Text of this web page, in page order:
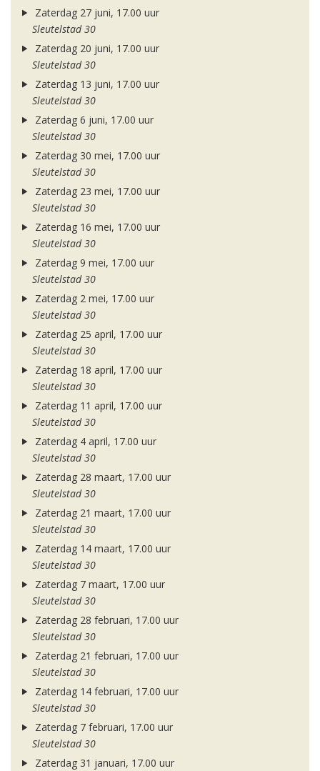
Zaterdag 27 juni, 17.00 uur
Sleutelstad 30
Zaterdag 20 juni, 17.00 uur
Sleutelstad 30
Zaterdag 13 juni, 17.00 uur
Sleutelstad 30
Zaterdag 6 juni, 17.00 uur
Sleutelstad 30
Zaterdag 30 mei, 17.00 uur
Sleutelstad 30
Zaterdag 23 mei, 17.00 uur
Sleutelstad 30
Zaterdag 16 mei, 17.00 uur
Sleutelstad 30
Zaterdag 9 mei, 17.00 uur
Sleutelstad 30
Zaterdag 2 mei, 17.00 uur
Sleutelstad 30
Zaterdag 25 april, 17.00 uur
Sleutelstad 30
Zaterdag 18 april, 17.00 uur
Sleutelstad 30
Zaterdag 11 april, 17.00 uur
Sleutelstad 30
Zaterdag 4 april, 17.00 uur
Sleutelstad 30
Zaterdag 28 maart, 17.00 uur
Sleutelstad 30
Zaterdag 21 maart, 17.00 uur
Sleutelstad 30
Zaterdag 14 maart, 17.00 uur
Sleutelstad 30
Zaterdag 7 maart, 17.00 uur
Sleutelstad 30
Zaterdag 28 februari, 17.00 uur
Sleutelstad 30
Zaterdag 21 februari, 17.00 uur
Sleutelstad 30
Zaterdag 14 februari, 17.00 uur
Sleutelstad 30
Zaterdag 7 februari, 17.00 uur
Sleutelstad 30
Zaterdag 31 januari, 17.00 uur